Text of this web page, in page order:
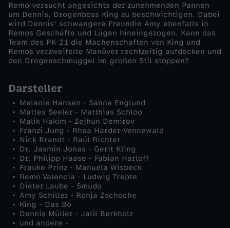
D
r
e
c
k
i
g
e
r
Remo versucht angesichts der zunehmenden Pannen
um Dennis, Drogenboss King zu beschwichtigen. Dabei
wird Dennis' schwangere Freundin Amy ebenfalls in
Remos Geschäfte und Lügen hineingezogen. Kann das
Team des PK 21 die Machenschaften von King und
Remos verzweifelte Manöver rechtzeitig aufdecken und
den Drogenschmuggel im großen Stil stoppen?
Darsteller
Melanie Hansen - Sanna Englund
Mattes Seeler - Matthias Schloo
Malik Hakim - Zejhun Demirov
Franzi Jung - Rhea Harder-Vennewald
Nick Brandt - Raúl Richter
Dr. Jasmin Jonas - Gerit Kling
Dr. Philipp Haase - Fabian Harloff
Frauke Prinz - Manuela Wisbeck
Remo Valencia - Ludwig Trepte
Dieter Laube - Smudo
Amy Schiller - Ronja Zschoche
King - Das Bo
Dennis Müller - Jalil Berkholz
und andere -